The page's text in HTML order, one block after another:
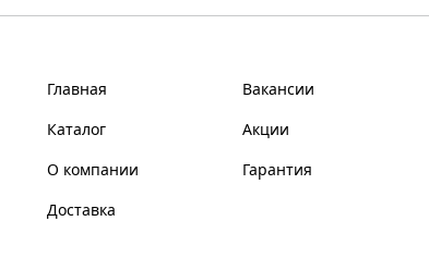
Главная
Каталог
О компании
Доставка
Вакансии
Акции
Гарантия